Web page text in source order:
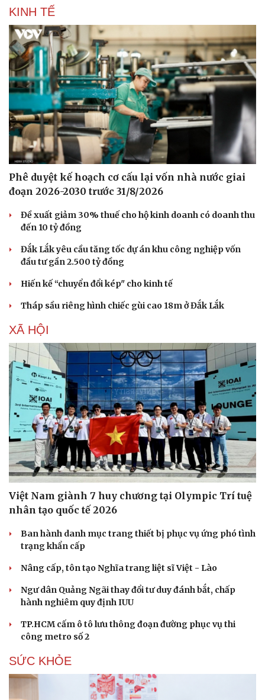
Du lịch
Tư vấn
Săn Tour
check-in
Podcast
Câu chuyện thời sự
Đọc truyện đêm khuya
Kể chuyện cho bé
Hạt giống tâm hồn
KINH TẾ
Phê duyệt kế hoạch cơ cấu lại vốn nhà nước giai
đoạn 2026-2030 trước 31/8/2026
Đề xuất giảm 30% thuế cho hộ kinh doanh có doanh thu
đến 10 tỷ đồng
Đắk Lắk yêu cầu tăng tốc dự án khu công nghiệp vốn
đầu tư gần 2.500 tỷ đồng
Hiến kế “chuyển đổi kép" cho kinh tế
Tháp sầu riêng hình chiếc gùi cao 18m ở Đắk Lắk
XÃ HỘI
Việt Nam giành 7 huy chương tại Olympic Trí tuệ
nhân tạo quốc tế 2026
Ban hành danh mục trang thiết bị phục vụ ứng phó tình
trạng khẩn cấp
Nâng cấp, tôn tạo Nghĩa trang liệt sĩ Việt - Lào
Ngư dân Quảng Ngãi thay đổi tư duy đánh bắt, chấp
hành nghiêm quy định IUU
TP.HCM cấm ô tô lưu thông đoạn đường phục vụ thi
công metro số 2
SỨC KHỎE